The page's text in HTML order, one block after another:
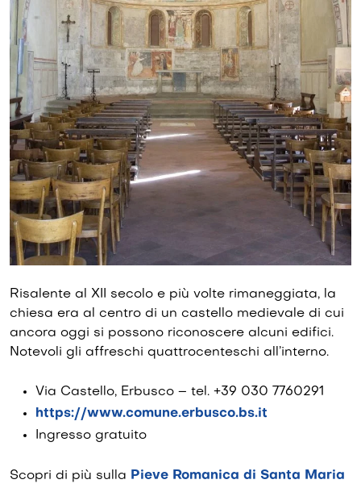
Risalente al XII secolo e più volte rimaneggiata, la
chiesa era al centro di un castello medievale di cui
ancora oggi si possono riconoscere alcuni edifici.
Notevoli gli affreschi quattrocenteschi all’interno.
Via Castello, Erbusco – tel. +39 030 7760291
https://www.comune.erbusco.bs.it
Ingresso gratuito
Scopri di più sulla Pieve Romanica di Santa Maria